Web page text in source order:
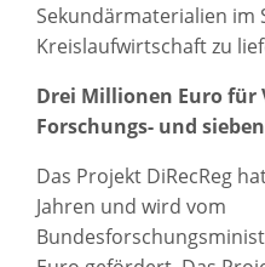
Sekundärmaterialien im
Kreislaufwirtschaft zu
Drei Millionen Euro
Forschungs- und
Das Projekt DiRecReg
Jahren und wird vom